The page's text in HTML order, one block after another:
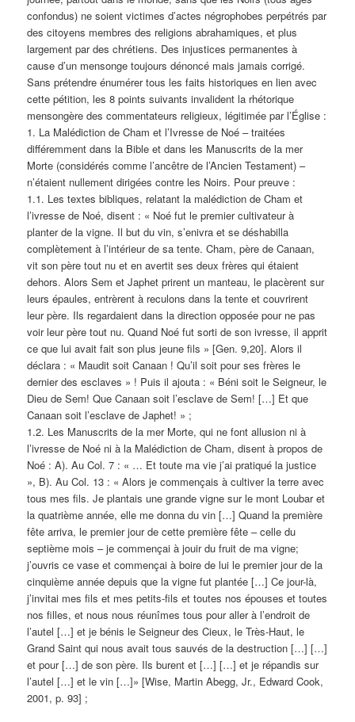
confondus) ne soient victimes d’actes négrophobes perpétrés par
des citoyens membres des religions abrahamiques, et plus
largement par des chrétiens. Des injustices permanentes à
cause d’un mensonge toujours dénoncé mais jamais corrigé.
Sans prétendre énumérer tous les faits historiques en lien avec
cette pétition, les 8 points suivants invalident la rhétorique
mensongère des commentateurs religieux, légitimée par l’Église :
1. La Malédiction de Cham et l’Ivresse de Noé – traitées
différemment dans la Bible et dans les Manuscrits de la mer
Morte (considérés comme l’ancêtre de l’Ancien Testament) –
n’étaient nullement dirigées contre les Noirs. Pour preuve :
1.1. Les textes bibliques, relatant la malédiction de Cham et
l’ivresse de Noé, disent : « Noé fut le premier cultivateur à
planter de la vigne. Il but du vin, s’enivra et se déshabilla
complètement à l’intérieur de sa tente. Cham, père de Canaan,
vit son père tout nu et en avertit ses deux frères qui étaient
dehors. Alors Sem et Japhet prirent un manteau, le placèrent sur
leurs épaules, entrèrent à reculons dans la tente et couvrirent
leur père. Ils regardaient dans la direction opposée pour ne pas
voir leur père tout nu. Quand Noé fut sorti de son ivresse, il apprit
ce que lui avait fait son plus jeune fils » [Gen. 9,20]. Alors il
déclara : « Maudit soit Canaan ! Qu’il soit pour ses frères le
dernier des esclaves » ! Puis il ajouta : « Béni soit le Seigneur, le
Dieu de Sem! Que Canaan soit l’esclave de Sem! […] Et que
Canaan soit l’esclave de Japhet! » ;
1.2. Les Manuscrits de la mer Morte, qui ne font allusion ni à
l’ivresse de Noé ni à la Malédiction de Cham, disent à propos de
Noé : A). Au Col. 7 : « … Et toute ma vie j’ai pratiqué la justice
», B). Au Col. 13 : « Alors je commençais à cultiver la terre avec
tous mes fils. Je plantais une grande vigne sur le mont Loubar et
la quatrième année, elle me donna du vin […] Quand la première
fête arriva, le premier jour de cette première fête – celle du
septième mois – je commençai à jouir du fruit de ma vigne;
j’ouvris ce vase et commençai à boire de lui le premier jour de la
cinquième année depuis que la vigne fut plantée […] Ce jour-là,
j’invitai mes fils et mes petits-fils et toutes nos épouses et toutes
nos filles, et nous nous réunîmes tous pour aller à l’endroit de
l’autel […] et je bénis le Seigneur des Cieux, le Très-Haut, le
Grand Saint qui nous avait tous sauvés de la destruction […] […]
et pour […] de son père. Ils burent et […] […] et je répandis sur
l’autel […] et le vin […]» [Wise, Martin Abegg, Jr., Edward Cook,
2001, p. 93] ;